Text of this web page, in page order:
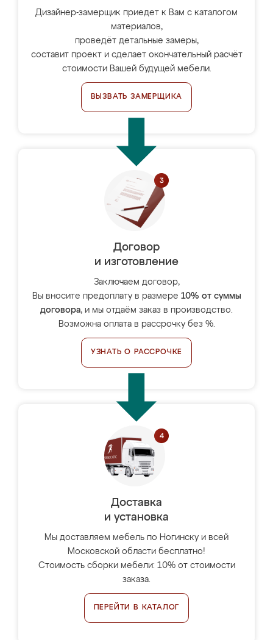
Дизайнер-замерщик приедет к Вам с каталогом
материалов,
проведёт детальные замеры,
составит проект и сделает окончательный расчёт
стоимости Вашей будущей мебели.
ВЫЗВАТЬ ЗАМЕРЩИКА
Договор
и изготовление
Заключаем договор,
Вы вносите предоплату в размере 10% от суммы
договора, и мы отдаём заказ в производство.
Возможна оплата в рассрочку без %.
УЗНАТЬ О РАССРОЧКЕ
Доставка
и установка
Мы доставляем мебель по Ногинску и всей
Московской области бесплатно!
Стоимость сборки мебели: 10% от стоимости
заказа.
ПЕРЕЙТИ В КАТАЛОГ